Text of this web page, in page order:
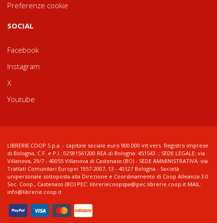
Preferenze cookie
SOCIAL
Facebook
Instagram
X
Youtube
LIBRERIE.COOP S.p.a. - capitale sociale euro 900.000 int.vers. Registro imprese
di Bologna, C.F. e P.I.: 02591561200 REA di Bologna: 451543 ; SEDE LEGALE: via
Villanova, 29/7 - 40055 Villanova di Castenaso (BO) - SEDE AMMINISTRATIVA: via
Trattati Comunitari Europei 1957-2007, 13 - 40127 Bologna - Società
unipersonale sottoposta alla Direzione e Coordinamento di Coop Alleanza 3.0
Soc. Coop., Castenaso (BO) PEC: libreriecoopspa@pec.librerie.coop.it MAIL:
info@librerie.coop.it